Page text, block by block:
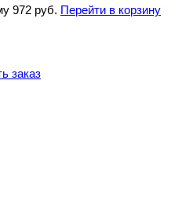
972 руб. Перейти в корзину
заказ